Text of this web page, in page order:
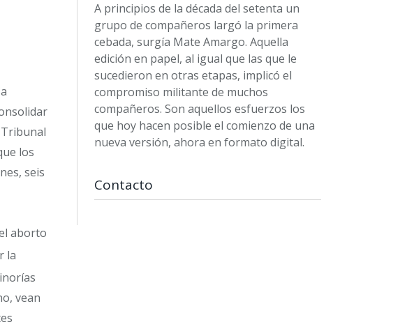
los
seis
aborto
la
vean
A principios de la década del setenta un
grupo de compañeros largó la primera
cebada, surgía Mate Amargo. Aquella
edición en papel, al igual que las que le
sucedieron en otras etapas, implicó el
compromiso militante de muchos
compañeros. Son aquellos esfuerzos los
que hoy hacen posible el comienzo de una
nueva versión, ahora en formato digital.
Contacto